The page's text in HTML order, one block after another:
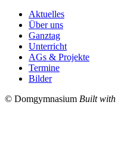
Aktuelles
Über uns
Ganztag
Unterricht
AGs & Projekte
Termine
Bilder
© Domgymnasium Built with